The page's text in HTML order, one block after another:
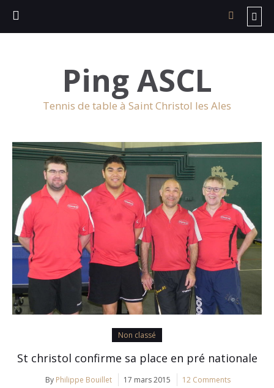
Ping ASCL
Tennis de table à Saint Christol les Ales
Non classé
St christol confirme sa place en pré nationale
By Philippe Bouillet 17 mars 2015 12 Comments